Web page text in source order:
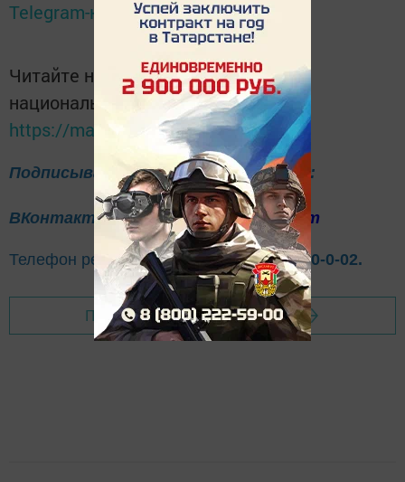
Telegram-каналеТатмедиа
Читайте новости Татарстана в
национальном мессенджере MАХ:
https://max.ru/tatmedia
Подписывайтесь на нас в соцсетях:
ВКонтакте Одноклассники Telegram
Телефон рекламного отдела8(843)47-30-0-02.
Перейти на страницу новости